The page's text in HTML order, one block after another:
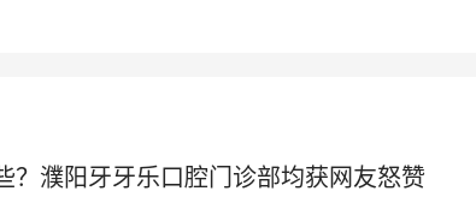
濮阳牙牙乐口腔门诊部均获网友怒赞